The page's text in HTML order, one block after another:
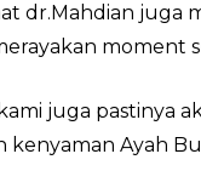
dr.Mahdian juga
moment
juga pastinya
kenyaman Ayah